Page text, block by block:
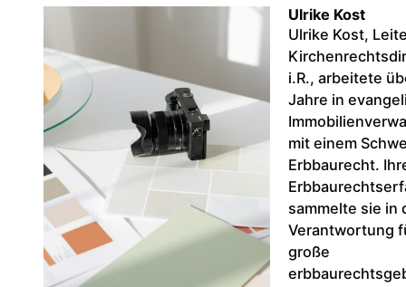
Ulrike Kost
Ulrike Kost,
i.R., arbeitete
Jahre in
mit einem
Erbbaurecht.
sammelte sie in
Verantwortung
große